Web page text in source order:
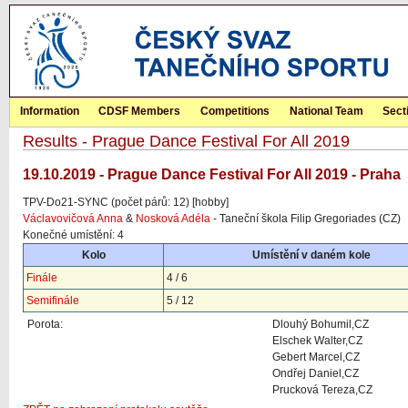
Information CDSF Members Competitions National Team
Results - Prague Dance Festival For All 2019
19.10.2019 - Prague Dance Festival For All 2019 - Praha
TPV-Do21-SYNC (počet párů: 12) [hobby]
Václavovičová Anna & Nosková Adéla - Taneční škola Filip Gregoriades (CZ)
Konečné umístění: 4
Kolo
Umístění v daném kole
Finále
4 / 6
Semifinále
5 / 12
Porota:
Dlouhý Bohumil,CZ
Elschek Walter,CZ
Gebert Marcel,CZ
Ondřej Daniel,CZ
Prucková Tereza,CZ